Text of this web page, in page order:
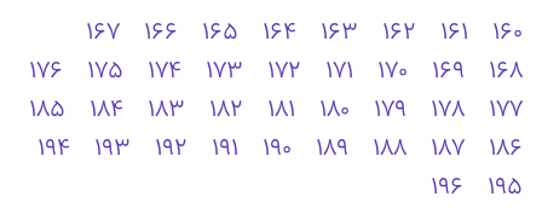
160
161
162
163
164
165
166
167
168
169
170
171
172
173
174
175
176
177
178
179
180
181
182
183
184
185
186
187
188
189
190
191
192
193
194
195
196